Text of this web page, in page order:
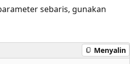
sebaris, gunakan
Menyalin